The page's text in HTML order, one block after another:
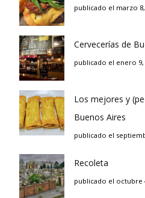
publicado el marzo 8,
Cervecerías de
publicado el enero 9,
Los mejores y
Buenos Aires
publicado el
Recoleta
publicado el octubre